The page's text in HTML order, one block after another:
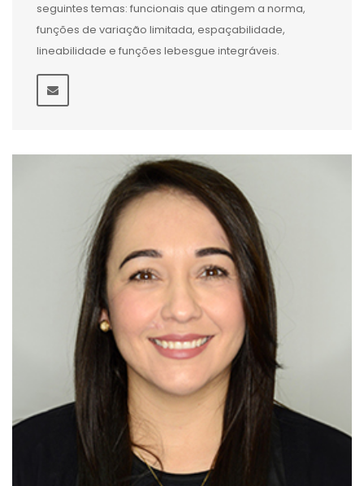
seguintes temas: funcionais que atingem a norma,
funções de variação limitada, espaçabilidade,
lineabilidade e funções lebesgue integráveis.